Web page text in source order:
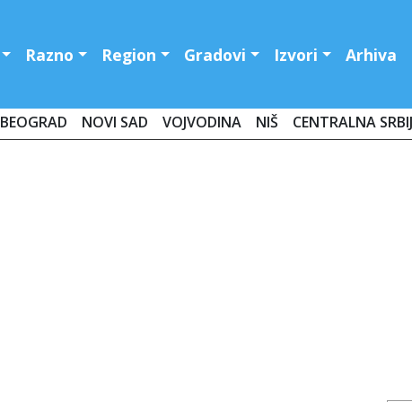
Razno Region Gradovi Izvori Arhiva
BEOGRAD NOVI SAD VOJVODINA NIŠ CENTRALNA